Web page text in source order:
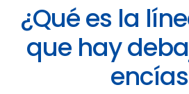
¿Qué es la
que hay